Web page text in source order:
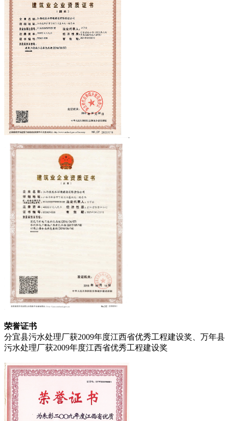
荣誉证书
分宜县污水处理厂获2009年度江西省优秀工程建设奖、万年县
污水处理厂获2009年度江西省优秀工程建设奖